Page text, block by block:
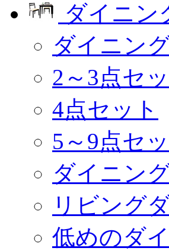
ダイニン
ダイニン
2～3点セ
4点セット
5～9点セ
ダイニン
リビング
低めのダ